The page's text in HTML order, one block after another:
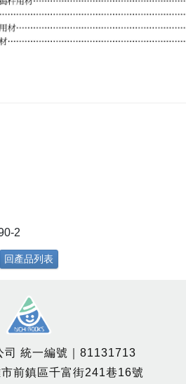
2
回產品列表
司 統一編號｜81131713
前鎮區千富街241巷16號